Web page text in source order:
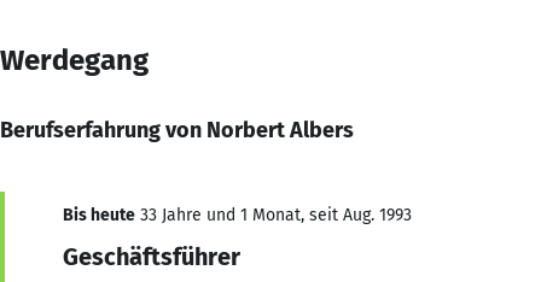
Werdegang
Berufserfahrung von Norbert Albers
Bis heute 33 Jahre und 1 Monat, seit Aug. 1993
Geschäftsführer